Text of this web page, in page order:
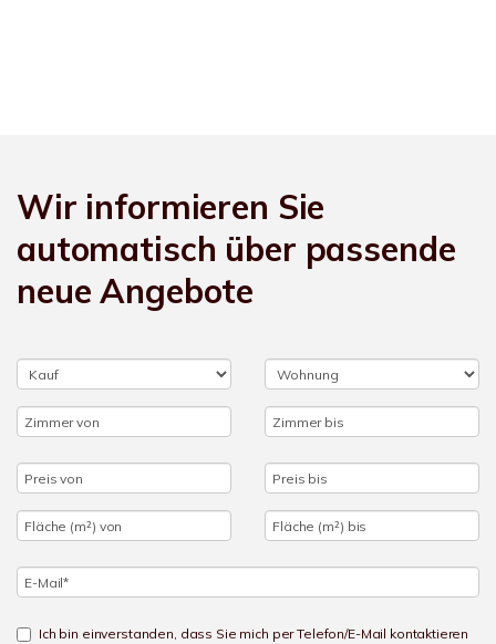
Wir informieren Sie
automatisch über passende
neue Angebote
Ich bin einverstanden, dass Sie mich per Telefon/E-Mail kontaktieren